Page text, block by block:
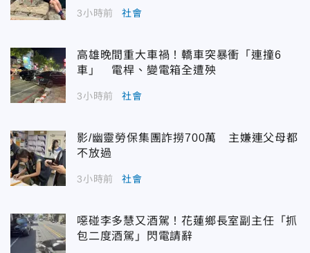
3小時前 社會
高雄晚間重大車禍！轎車突暴衝「連撞6
車」 電桿、變電箱全遭殃
3小時前 社會
影/幽靈勞保集團詐撈700萬 主嫌連父母都
不放過
3小時前 社會
噁碰李多慧又酒駕！花蓮鄉長室副主任「抓
包二度酒駕」閃電請辭